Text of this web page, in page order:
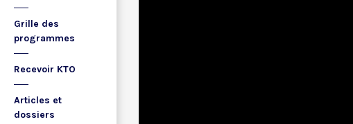
Grille des
programmes
Recevoir KTO
Articles et
dossiers